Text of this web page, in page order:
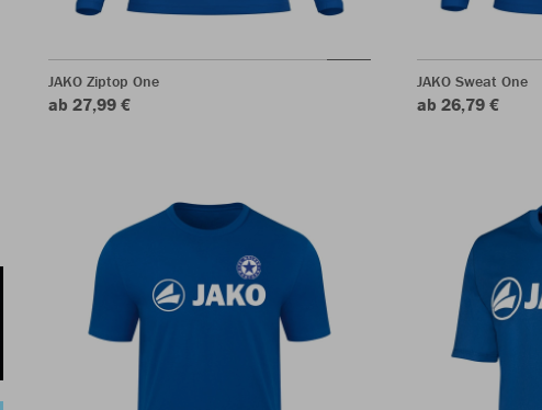
JAKO Ziptop One
ab 27,99 €
JAKO Sweat One
ab 26,79 €